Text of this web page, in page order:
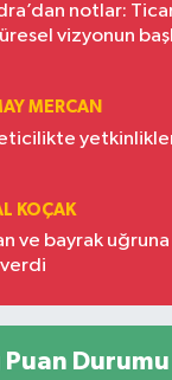
notlar:
vizyonun
MERCAN
KOÇAK
ve bayrak
Durumu